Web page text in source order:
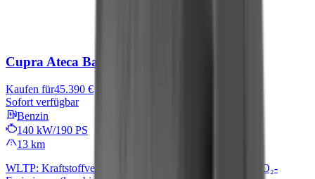
Cupra Ateca Basis
Kaufen für45.390 €
Sofort verfügbar
Benzin
140 kW/190 PS
13 km
WLTP: Kraftstoffverbrauch (kombiniert): 8,2 l/100 km; CO₂-